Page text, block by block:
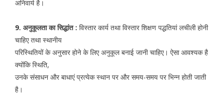
अनिवार्य है।
9. अनुकूलता का सिद्धांत : विस्तार कार्य तथा विस्तार शिक्षण पद्धतियां लचीली होनी
चाहिए तथा स्थानीय
परिस्थितियों के अनुसार होने के लिए अनुकूल बनाई जानी चाहिए। ऐसा आवश्यक है
क्योंकि स्थिति,
उनके संसाधन और बाधाएं प्रत्येक स्थान पर और समय-समय पर भिन्न होती जाती
है।